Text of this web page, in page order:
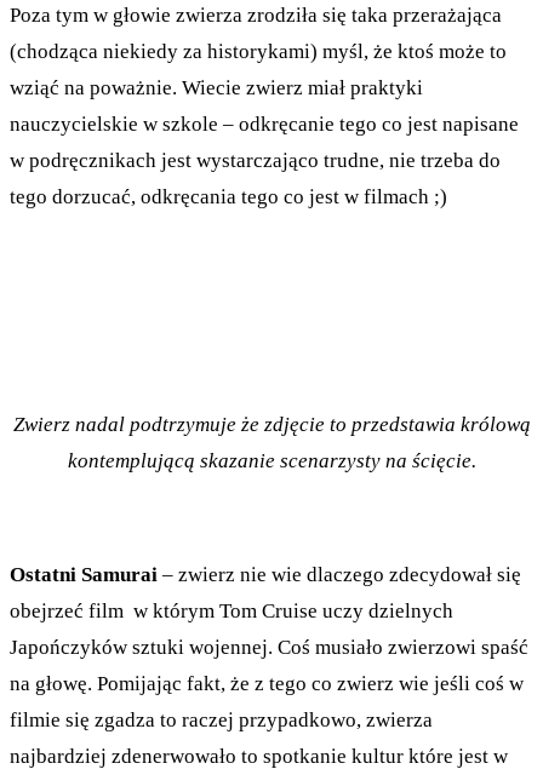
Poza tym w głowie zwierza zrodziła się taka przerażająca
(chodząca niekiedy za historykami) myśl, że ktoś może to
wziąć na poważnie. Wiecie zwierz miał praktyki
nauczycielskie w szkole – odkręcanie tego co jest napisane
w podręcznikach jest wystarczająco trudne, nie trzeba do
tego dorzucać, odkręcania tego co jest w filmach ;)
Zwierz nadal podtrzymuje że zdjęcie to przedstawia królową
kontemplującą skazanie scenarzysty na ścięcie.
Ostatni Samurai – zwierz nie wie dlaczego zdecydował się
obejrzeć film w którym Tom Cruise uczy dzielnych
Japończyków sztuki wojennej. Coś musiało zwierzowi spaść
na głowę. Pomijając fakt, że z tego co zwierz wie jeśli coś w
filmie się zgadza to raczej przypadkowo, zwierza
najbardziej zdenerwowało to spotkanie kultur które jest w